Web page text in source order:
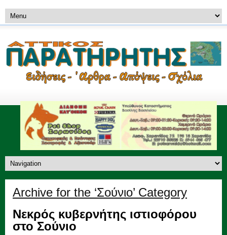
Archive for the ‘Σούνιο’ Category
Νεκρός κυβερνήτης ιστιοφόρου
στο Σούνιο